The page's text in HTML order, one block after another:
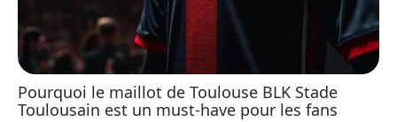
Pourquoi le maillot de Toulouse BLK Stade
Toulousain est un must-have pour les fans